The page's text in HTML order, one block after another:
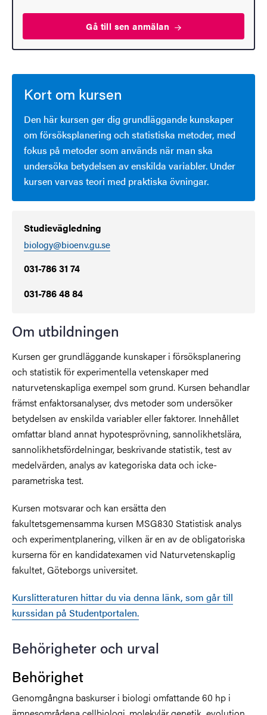
Gå till senanmälan
Kort om kursen
Den här kursen ger dig grundläggande kunskaper
om försöksplanering och statistiska metoder, med
fokus på metoder som används när man ska
undersöka betydelsen av enskilda variabler. Under
kursen varvas teori med praktiska övningar.
Studievägledning
biology@bioenv.gu.se
031-786 31 74
031-786 48 84
Om utbildningen
Kursen ger grundläggande kunskaper i försöksplanering
och statistik för experimentella vetenskaper med
naturvetenskapliga exempel som grund. Kursen behandlar
främst enfaktorsanalyser, dvs metoder som undersöker
betydelsen av enskilda variabler eller faktorer. Innehållet
omfattar bland annat hypotesprövning, sannolikhetslära,
sannolikhetsfördelningar, beskrivande statistik, test av
medelvärden, analys av kategoriska data och icke-
parametriska test.
Kursen motsvarar och kan ersätta den
fakultetsgemensamma kursen MSG830 Statistisk analys
och experimentplanering, vilken är en av de obligatoriska
kurserna för en kandidatexamen vid Naturvetenskaplig
fakultet, Göteborgs universitet.
Kurslitteraturen hittar du via denna länk, som går till
kurssidan på Studentportalen.
Behörigheter och urval
Behörighet
Genomgångna baskurser i biologi omfattande 60 hp i